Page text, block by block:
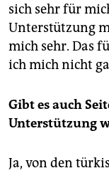
sich sehr für
Unterstützung
mich sehr. Das
ich mich nicht
Gibt es auch
Unterstützung
Ja, von den